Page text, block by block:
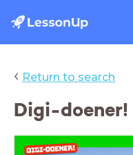
‹ Return to search
Digi-doener!